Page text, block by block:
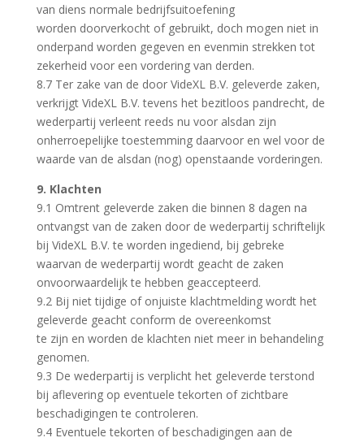
van diens normale bedrijfsuitoefening
worden doorverkocht of gebruikt, doch mogen niet in
onderpand worden gegeven en evenmin strekken tot
zekerheid voor een vordering van derden.
8.7 Ter zake van de door VideXL B.V. geleverde zaken,
verkrijgt VideXL B.V. tevens het bezitloos pandrecht, de
wederpartij verleent reeds nu voor alsdan zijn
onherroepelijke toestemming daarvoor en wel voor de
waarde van de alsdan (nog) openstaande vorderingen.
9. Klachten
9.1 Omtrent geleverde zaken die binnen 8 dagen na
ontvangst van de zaken door de wederpartij schriftelijk
bij VideXL B.V. te worden ingediend, bij gebreke
waarvan de wederpartij wordt geacht de zaken
onvoorwaardelijk te hebben geaccepteerd.
9.2 Bij niet tijdige of onjuiste klachtmelding wordt het
geleverde geacht conform de overeenkomst
te zijn en worden de klachten niet meer in behandeling
genomen.
9.3 De wederpartij is verplicht het geleverde terstond
bij aflevering op eventuele tekorten of zichtbare
beschadigingen te controleren.
9.4 Eventuele tekorten of beschadigingen aan de